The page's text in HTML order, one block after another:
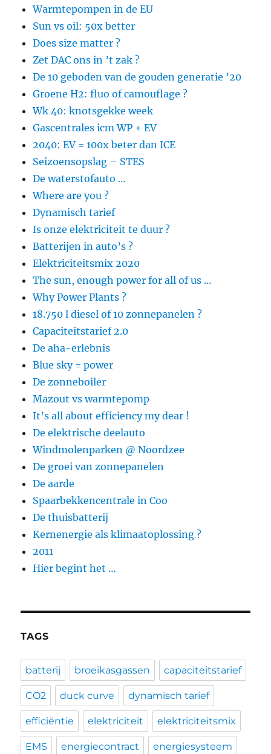
Warmtepompen in de EU
Sun vs oil: 50x better
Does size matter ?
Zet DAC ons in ’t zak ?
De 10 geboden van de gouden generatie ’20
Groene H2: fluo of camouflage ?
Wk 40: knotsgekke week
Gascentrales icm WP + EV
2040: EV = 100x beter dan ICE
Seizoensopslag – STES
De waterstofauto …
Where are you ?
Dynamisch tarief
Is onze elektriciteit te duur ?
Batterijen in auto’s ?
Elektriciteitsmix 2020
The sun, enough power for all of us …
Why Power Plants ?
18.750 l diesel of 10 zonnepanelen ?
Capaciteitstarief 2.0
De aha-erlebnis
Blue sky = power
De zonneboiler
Mazout vs warmtepomp
It’s all about efficiency my dear !
De elektrische deelauto
Windmolenparken @ Noordzee
De groei van zonnepanelen
De aarde
Spaarbekkencentrale in Coo
De thuisbatterij
Kernenergie als klimaatoplossing ?
2011
Hier begint het …
TAGS
batterij broeikasgassen capaciteitstarief
CO2 duck curve dynamisch tarief
efficiëntie elektriciteit elektriciteitsmix
EMS energiecontract energiesysteem